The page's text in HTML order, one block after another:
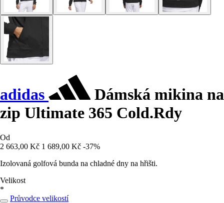
adidas
Dámská mikina na
zip Ultimate 365 Cold.Rdy
Od
2 663,00 Kč 1 689,00 Kč -37%
Izolovaná golfová bunda na chladné dny na hřišti.
Velikost
*
Průvodce velikostí